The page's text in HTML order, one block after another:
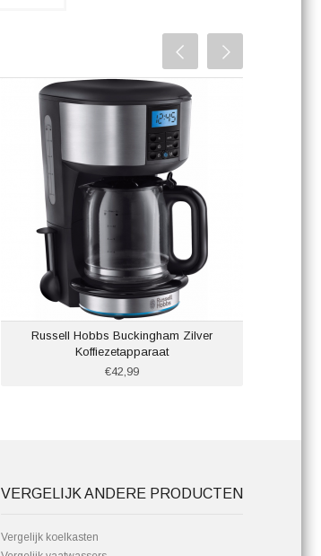
Russell Hobbs Buckingham Zilver
Koffiezetapparaat
€42,99
VERGELIJK ANDERE PRODUCTEN
Vergelijk koelkasten